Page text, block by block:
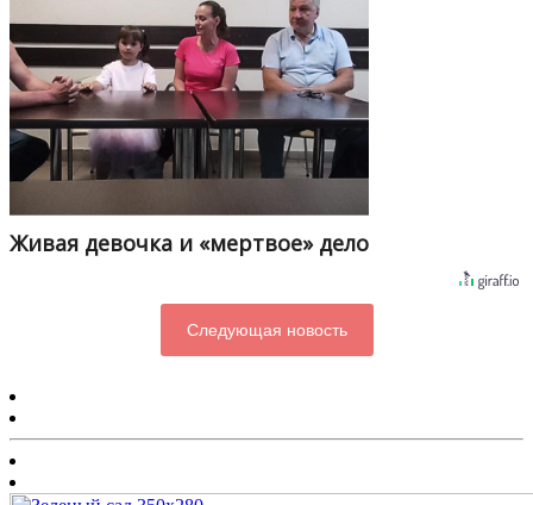
Живая девочка и «мертвое» дело
Следующая новость